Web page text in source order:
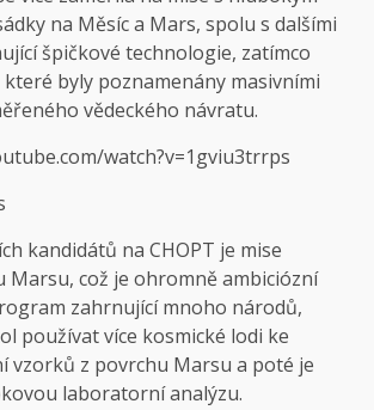
na Měsíc a Mars, spolu s dalšími
špičkové technologie, zatímco
byly poznamenány masivními
vědeckého návratu.
watch?v=1gviu3trrps
kandidátů na CHOPT je mise
Marsu, což je ohromně ambiciózní
zahrnující mnoho národů,
používat více kosmické lodi ke
vzorků z povrchu Marsu a poté je
laboratorní analýzu.